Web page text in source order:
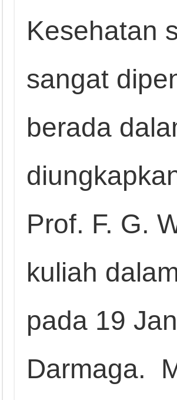
Kesehatan
sangat
berada
Prof. F. G.
kuliah
pada 19
Darmaga.